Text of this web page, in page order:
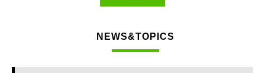
NEWS&TOPICS